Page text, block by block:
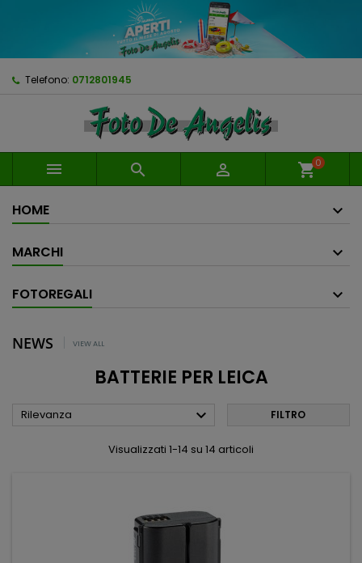
Telefono: 0712801945
   shopping_cart0
HOME
MARCHI
FOTOREGALI
NEWS VIEW ALL
BATTERIE PER LEICA
Rilevanza  FILTRO
Visualizzati 1-14 su 14 articoli